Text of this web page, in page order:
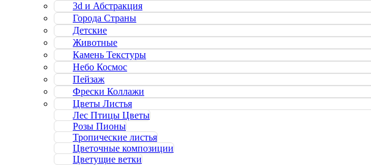
3d и Абстракция
Города Страны
Детские
Животные
Камень Текстуры
Небо Космос
Пейзаж
Фрески Коллажи
Цветы Листья
Лес Птицы Цветы
Розы Пионы
Тропические листья
Цветочные композиции
Цветущие ветки